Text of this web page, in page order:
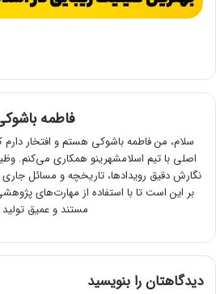
فاطمه
سلام، من فاطمه باشوکی هستم و افتخار دارم
اصلی با تیم اسلامشهرینو همکاری می‌کنم.
نگارش دقیق رویدادها، تاریخچه و مسائل
بر این است تا با استفاده از مهارت‌های
مستند و عمیق تولید
دیدگاهتان را بنویسید